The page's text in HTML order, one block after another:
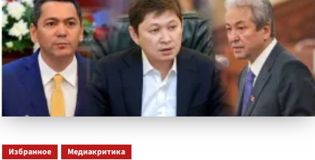
Избранное Медиакритика